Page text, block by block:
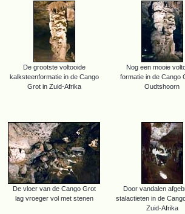
De grootste voltooide
kalksteenformatie in de Cango
Grot in Zuid-Afrika
Nog een mooie
formatie in de Cango
Oudtshoorn
De vloer van de Cango Grot
lag vroeger vol met stenen
Door vandalen
stalactieten in de
Zuid-Afrika